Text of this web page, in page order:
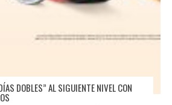
DOBLES” AL SIGUIENTE NIVEL CON